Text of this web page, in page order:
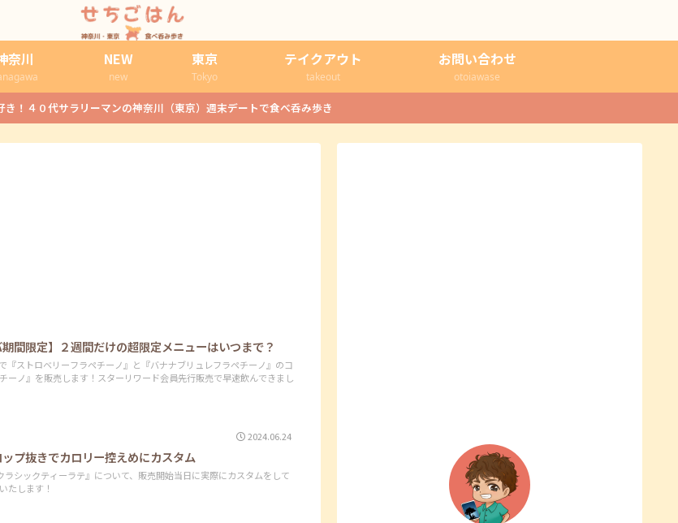
奈川 NEW
new
東京
Tokyo
テイクアウト
takeout
お問い合わせ
otoiawase
き！４０代サラリーマンの神奈川（東京）週末デートで食べ呑み歩き
間限定】２週間だけの超限定メニューはいつまで？
『ストロベリーフラペチーノ』と『バナナブリュレフラペチーノ』のコ
ーノ』を販売します！スターリワード会員先行販売で早速飲んできまし
2024.06.24
プ抜きでカロリー控えめにカスタム
シックティーラテ』について、販売開始当日に実際にカスタムをして
たします！